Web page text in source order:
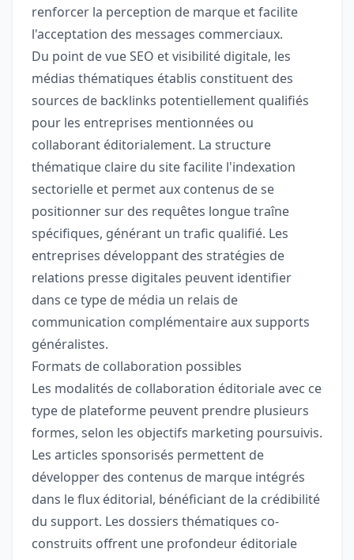
renforcer la perception de marque et facilite
l'acceptation des messages commerciaux.
Du point de vue SEO et visibilité digitale, les
médias thématiques établis constituent des
sources de backlinks potentiellement qualifiés
pour les entreprises mentionnées ou
collaborant éditorialement. La structure
thématique claire du site facilite l'indexation
sectorielle et permet aux contenus de se
positionner sur des requêtes longue traîne
spécifiques, générant un trafic qualifié. Les
entreprises développant des stratégies de
relations presse digitales peuvent identifier
dans ce type de média un relais de
communication complémentaire aux supports
généralistes.
Formats de collaboration possibles
Les modalités de collaboration éditoriale avec ce
type de plateforme peuvent prendre plusieurs
formes, selon les objectifs marketing poursuivis.
Les articles sponsorisés permettent de
développer des contenus de marque intégrés
dans le flux éditorial, bénéficiant de la crédibilité
du support. Les dossiers thématiques co-
construits offrent une profondeur éditoriale